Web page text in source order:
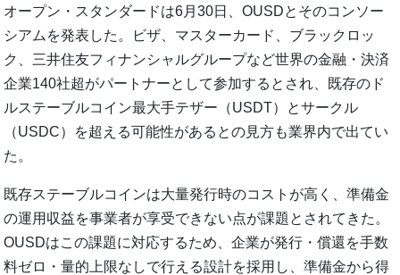
オープン・スタンダードは6月30日、OUSDとそのコンソー
シアムを発表した。ビザ、マスターカード、ブラックロッ
ク、三井住友フィナンシャルグループなど世界の金融・決済
企業140社超がパートナーとして参加するとされ、既存のド
ルステーブルコイン最大手テザー（USDT）とサークル
（USDC）を超える可能性があるとの見方も業界内で出てい
た。
既存ステーブルコインは大量発行時のコストが高く、準備金
の運用収益を事業者が享受できない点が課題とされてきた。
OUSDはこの課題に対応するため、企業が発行・償還を手数
料ゼロ・量的上限なしで行える設計を採用し、準備金から得